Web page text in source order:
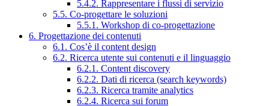
5.4.2. Rappresentare i flussi di servizio
5.5. Co-progettare le soluzioni
5.5.1. Workshop di co-progettazione
6. Progettazione dei contenuti
6.1. Cos’è il content design
6.2. Ricerca utente sui contenuti e il linguaggio
6.2.1. Content discovery
6.2.2. Dati di ricerca (search keywords)
6.2.3. Ricerca tramite analytics
6.2.4. Ricerca sui forum